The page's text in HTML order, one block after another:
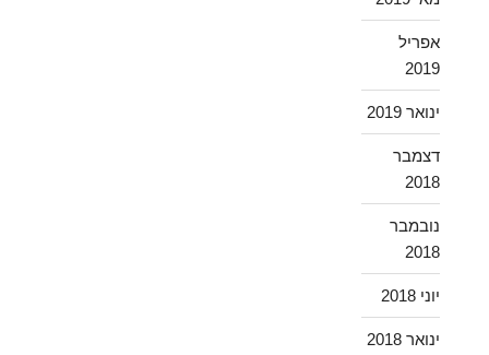
אפריל
2019
ינואר 2019
דצמבר
2018
נובמבר
2018
יוני 2018
ינואר 2018